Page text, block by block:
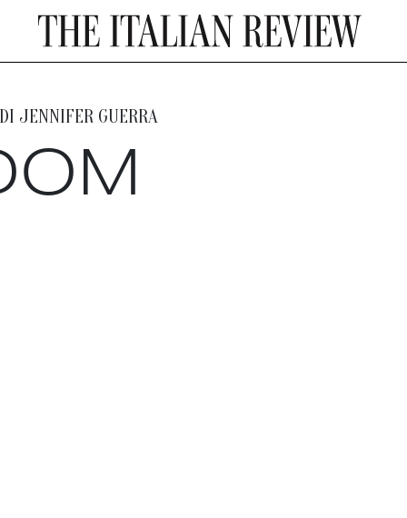
DI JENNIFER GUERRA